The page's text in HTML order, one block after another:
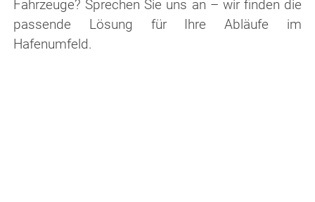
Fahrzeuge? Sprechen Sie uns an – wir finden die
passende Lösung für Ihre Abläufe im
Hafenumfeld.